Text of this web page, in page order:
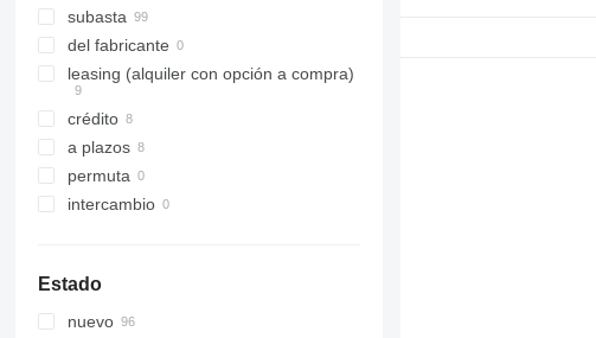
subasta
del fabricante
leasing (alquiler con opción a compra)
crédito
a plazos
permuta
intercambio
Estado
nuevo